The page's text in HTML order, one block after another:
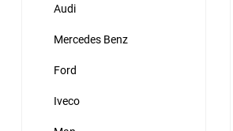
Audi
Mercedes Benz
Ford
Iveco